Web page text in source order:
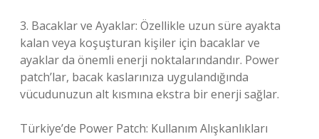
3. Bacaklar ve Ayaklar: Özellikle uzun süre ayakta
kalan veya koşuşturan kişiler için bacaklar ve
ayaklar da önemli enerji noktalarındandır. Power
patch’lar, bacak kaslarınıza uygulandığında
vücudunuzun alt kısmına ekstra bir enerji sağlar.
Türkiye’de Power Patch: Kullanım Alışkanlıkları